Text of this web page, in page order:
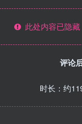
此处内容已隐藏
评论
时长：约